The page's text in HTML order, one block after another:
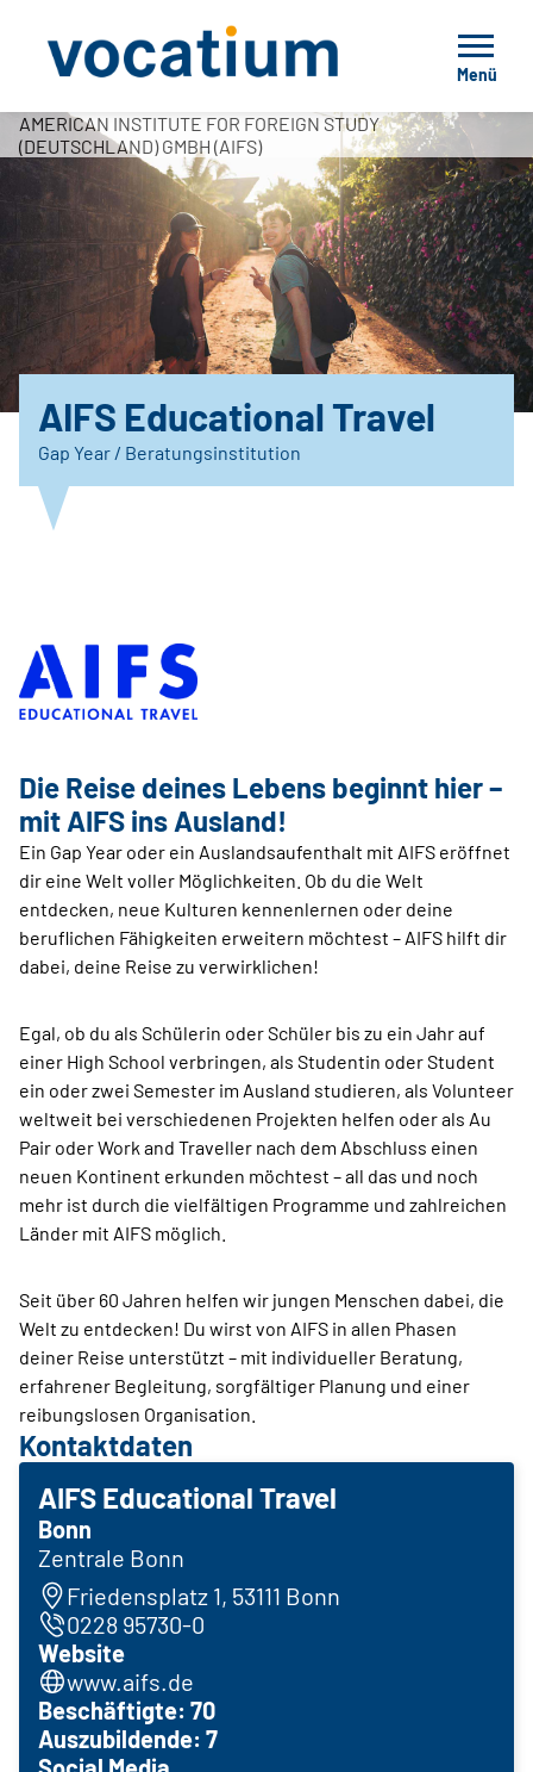
Menü
AMERICAN INSTITUTE FOR FOREIGN STUDY
(DEUTSCHLAND) GMBH (AIFS)
AIFS Educational Travel
Gap Year / Beratungsinstitution
Die Reise deines Lebens beginnt hier –
mit AIFS ins Ausland!
Ein Gap Year oder ein Auslandsaufenthalt mit AIFS eröffnet
dir eine Welt voller Möglichkeiten. Ob du die Welt
entdecken, neue Kulturen kennenlernen oder deine
beruflichen Fähigkeiten erweitern möchtest – AIFS hilft dir
dabei, deine Reise zu verwirklichen!
Egal, ob du als Schülerin oder Schüler bis zu ein Jahr auf
einer High School verbringen, als Studentin oder Student
ein oder zwei Semester im Ausland studieren, als Volunteer
weltweit bei verschiedenen Projekten helfen oder als Au
Pair oder Work and Traveller nach dem Abschluss einen
neuen Kontinent erkunden möchtest – all das und noch
mehr ist durch die vielfältigen Programme und zahlreichen
Länder mit AIFS möglich.
Seit über 60 Jahren helfen wir jungen Menschen dabei, die
Welt zu entdecken! Du wirst von AIFS in allen Phasen
deiner Reise unterstützt – mit individueller Beratung,
erfahrener Begleitung, sorgfältiger Planung und einer
reibungslosen Organisation.
Kontaktdaten
AIFS Educational Travel
Bonn
Zentrale Bonn
Friedensplatz 1, 53111 Bonn
0228 95730-0
Website
www.aifs.de
Beschäftigte: 70
Auszubildende: 7